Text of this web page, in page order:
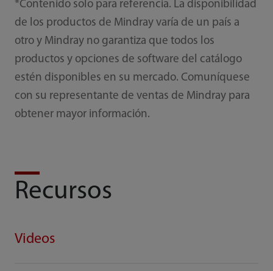
*Contenido solo para referencia. La disponibilidad
de los productos de Mindray varía de un país a
otro y Mindray no garantiza que todos los
productos y opciones de software del catálogo
estén disponibles en su mercado. Comuníquese
con su representante de ventas de Mindray para
obtener mayor información.
Recursos
Videos